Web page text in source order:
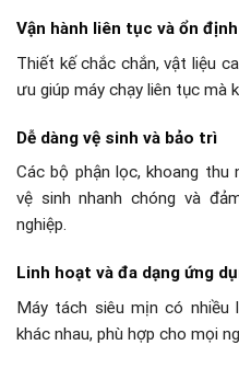
Vận hành liên tục và ổn định
Thiết kế chắc chắn, vật liệu
ưu giúp máy chạy liên tục mà
Dễ dàng vệ sinh và bảo trì
Các bộ phận lọc, khoang thu
vệ sinh nhanh chóng và
nghiệp.
Linh hoạt và đa dạng ứng
Máy tách siêu mịn có
khác nhau, phù hợp cho mọi